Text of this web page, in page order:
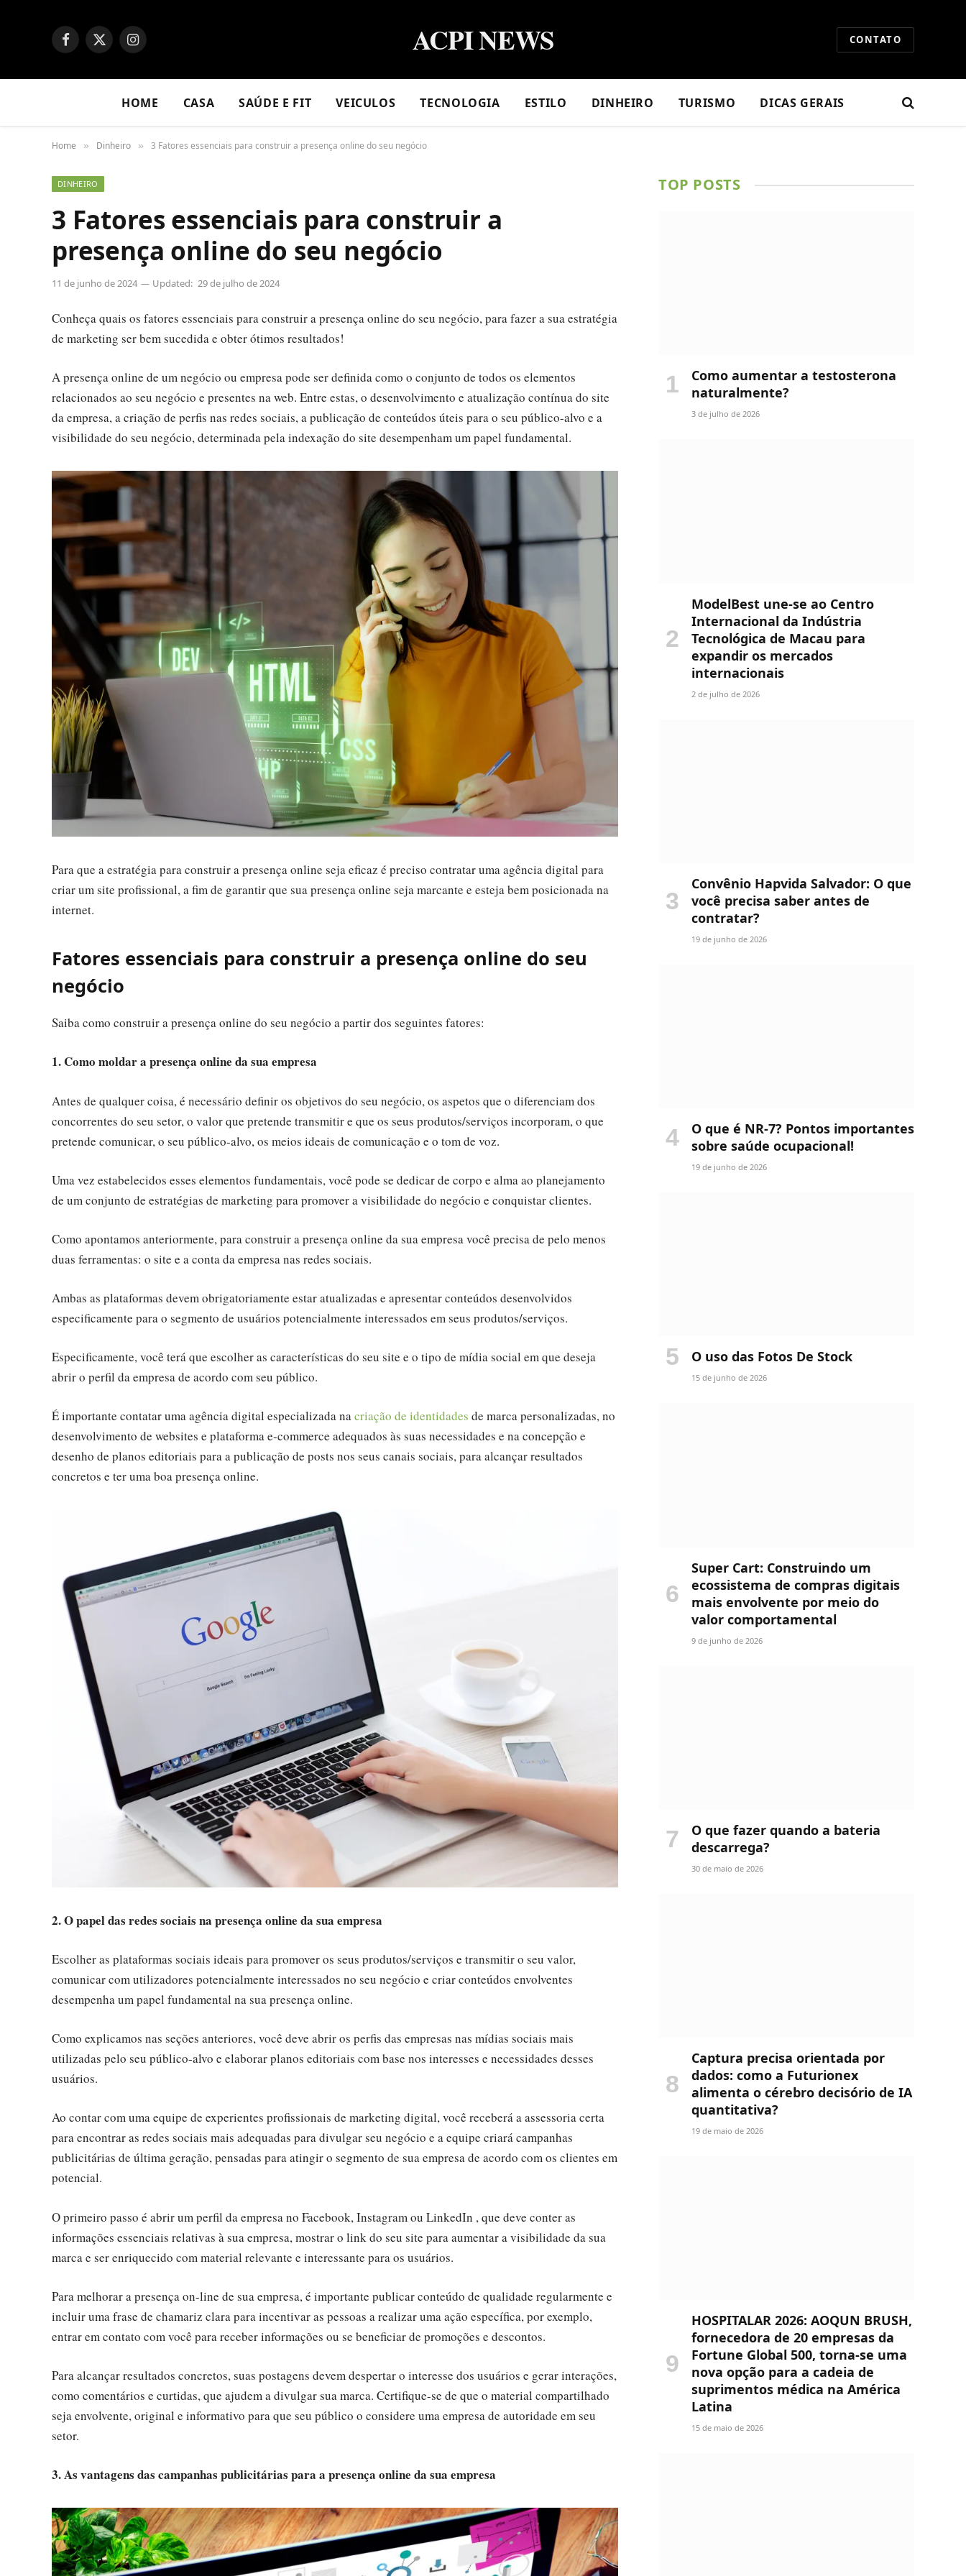
FacebookX
Instagram ACPI NEWS CONTATO
HOME CASA SAÚDE E FIT VEICULOS TECNOLOGIA ESTILO DINHEIRO TURISMO DICAS GERAIS
Home » Dinheiro » 3 Fatores essenciais para construir a presença online do seu negócio
DINHEIRO
3 Fatores essenciais para construir a
presença online do seu negócio
11 de junho de 2024 Updated: 29 de julho de 2024
Conheça quais os fatores essenciais para construir a presença online do seu negócio, para fazer a sua estratégia
de marketing ser bem sucedida e obter ótimos resultados!
A presença online de um negócio ou empresa pode ser definida como o conjunto de todos os elementos
relacionados ao seu negócio e presentes na web. Entre estas, o desenvolvimento e atualização contínua do site
da empresa, a criação de perfis nas redes sociais, a publicação de conteúdos úteis para o seu público-alvo e a
visibilidade do seu negócio, determinada pela indexação do site desempenham um papel fundamental.
Para que a estratégia para construir a presença online seja eficaz é preciso contratar uma agência digital para
criar um site profissional, a fim de garantir que sua presença online seja marcante e esteja bem posicionada na
internet.
Fatores essenciais para construir a presença online do seu
negócio
Saiba como construir a presença online do seu negócio a partir dos seguintes fatores:
1. Como moldar a presença online da sua empresa
Antes de qualquer coisa, é necessário definir os objetivos do seu negócio, os aspetos que o diferenciam dos
concorrentes do seu setor, o valor que pretende transmitir e que os seus produtos/serviços incorporam, o que
pretende comunicar, o seu público-alvo, os meios ideais de comunicação e o tom de voz.
Uma vez estabelecidos esses elementos fundamentais, você pode se dedicar de corpo e alma ao planejamento
de um conjunto de estratégias de marketing para promover a visibilidade do negócio e conquistar clientes.
Como apontamos anteriormente, para construir a presença online da sua empresa você precisa de pelo menos
duas ferramentas: o site e a conta da empresa nas redes sociais.
Ambas as plataformas devem obrigatoriamente estar atualizadas e apresentar conteúdos desenvolvidos
especificamente para o segmento de usuários potencialmente interessados ​​em seus produtos/serviços.
Especificamente, você terá que escolher as características do seu site e o tipo de mídia social em que deseja
abrir o perfil da empresa de acordo com seu público.
É importante contatar uma agência digital especializada nacriação de identidades de marca personalizadas, no
desenvolvimento de websites e plataforma e-commerce adequados às suas necessidades e na concepção e
desenho de planos editoriais para a publicação de posts nos seus canais sociais, para alcançar resultados
concretos e ter uma boa presença online.
2. O papel das redes sociais na presença online da sua empresa
Escolher as plataformas sociais ideais para promover os seus produtos/serviços e transmitir o seu valor,
comunicar com utilizadores potencialmente interessados ​​no seu negócio e criar conteúdos envolventes
desempenha um papel fundamental na sua presença online.
Como explicamos nas seções anteriores, você deve abrir os perfis das empresas nas mídias sociais mais
utilizadas pelo seu público-alvo e elaborar planos editoriais com base nos interesses e necessidades desses
usuários.
Ao contar com uma equipe de experientes profissionais de marketing digital, você receberá a assessoria certa
para encontrar as redes sociais mais adequadas para divulgar seu negócio e a equipe criará campanhas
publicitárias de última geração, pensadas para atingir o segmento de sua empresa de acordo com os clientes em
potencial.
O primeiro passo é abrir um perfil da empresa no Facebook, Instagram ou LinkedIn , que deve conter as
informações essenciais relativas à sua empresa, mostrar o link do seu site para aumentar a visibilidade da sua
marca e ser enriquecido com material relevante e interessante para os usuários.
Para melhorar a presença on-line de sua empresa, é importante publicar conteúdo de qualidade regularmente e
incluir uma frase de chamariz clara para incentivar as pessoas a realizar uma ação específica, por exemplo,
entrar em contato com você para receber informações ou se beneficiar de promoções e descontos.
Para alcançar resultados concretos, suas postagens devem despertar o interesse dos usuários e gerar interações,
como comentários e curtidas, que ajudem a divulgar sua marca. Certifique-se de que o material compartilhado
seja envolvente, original e informativo para que seu público o considere uma empresa de autoridade em seu
setor.
3. As vantagens das campanhas publicitárias para a presença online da sua empresa
TOP POSTS
Como aumentar a testosterona
naturalmente?
3 de julho de 2026
ModelBest une-se ao Centro
Internacional da Indústria
Tecnológica de Macau para
expandir os mercados
internacionais
2 de julho de 2026
Convênio Hapvida Salvador: O que
você precisa saber antes de
contratar?
19 de junho de 2026
O que é NR-7? Pontos importantes
sobre saúde ocupacional!
19 de junho de 2026
O uso das Fotos De Stock
15 de junho de 2026
Super Cart: Construindo um
ecossistema de compras digitais
mais envolvente por meio do
valor comportamental
9 de junho de 2026
O que fazer quando a bateria
descarrega?
30 de maio de 2026
Captura precisa orientada por
dados: como a Futurionex
alimenta o cérebro decisório de IA
quantitativa?
19 de maio de 2026
HOSPITALAR 2026: AOQUN BRUSH,
fornecedora de 20 empresas da
Fortune Global 500, torna-se uma
nova opção para a cadeia de
suprimentos médica na América
Latina
15 de maio de 2026